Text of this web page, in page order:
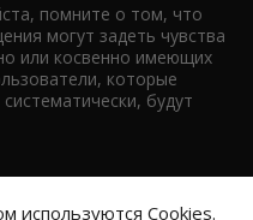
помните о том, что
могут задеть чувства
или косвенно имеющих
которые
будут
используются Cookies.